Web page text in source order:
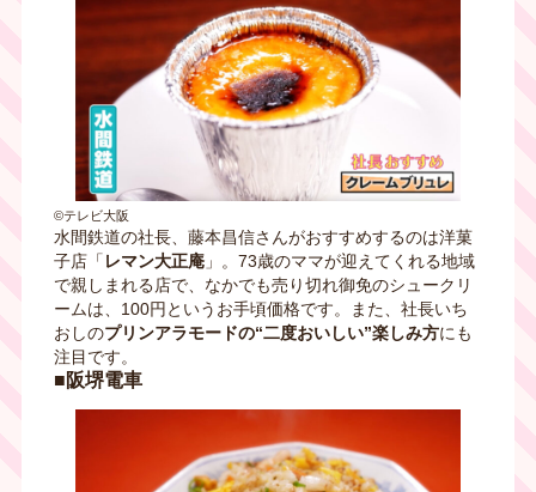
©テレビ大阪
水間鉄道の社長、藤本昌信さんがおすすめするのは洋菓
子店「 レマン大正庵」。73歳のママが迎えてくれる地域
で親しまれる店で、なかでも売り切れ御免のシュークリ
ームは、100円というお手頃価格です。また、社長いち
おしのプリンアラモードの“二度おいしい”楽しみ方にも
注目です。
■阪堺電車